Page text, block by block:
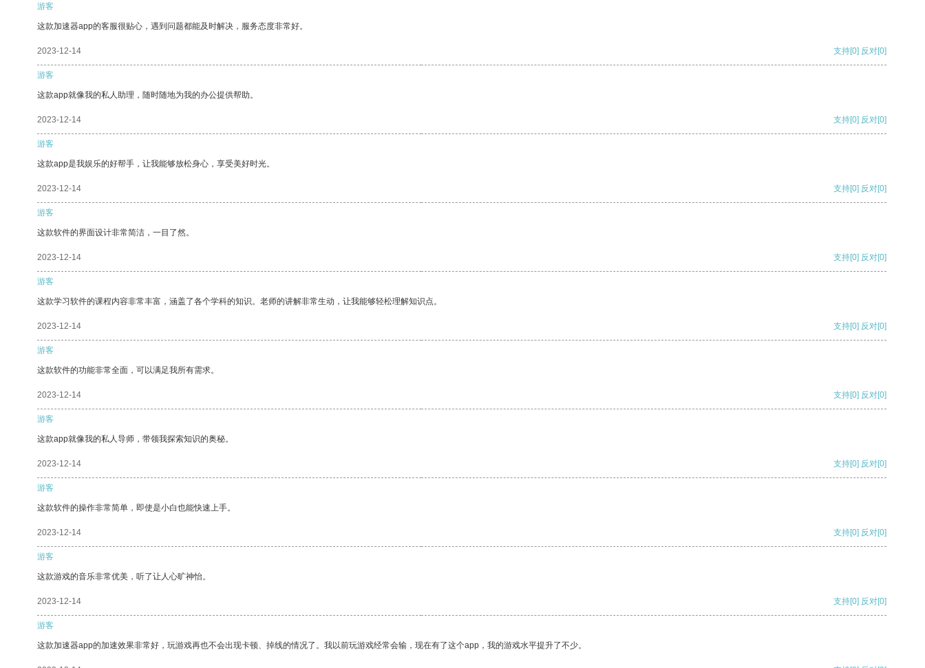
游客
这款加速器app的客服很贴心，遇到问题都能及时解决，服务态度非常好。
2023-12-14 支持[0] 反对[0]
游客
这款app就像我的私人助理，随时随地为我的办公提供帮助。
2023-12-14 支持[0] 反对[0]
游客
这款app是我娱乐的好帮手，让我能够放松身心，享受美好时光。
2023-12-14 支持[0] 反对[0]
游客
这款软件的界面设计非常简洁，一目了然。
2023-12-14 支持[0] 反对[0]
游客
这款学习软件的课程内容非常丰富，涵盖了各个学科的知识。老师的讲解非常生动，让我能够轻松理解知识点。
2023-12-14 支持[0] 反对[0]
游客
这款软件的功能非常全面，可以满足我所有需求。
2023-12-14 支持[0] 反对[0]
游客
这款app就像我的私人导师，带领我探索知识的奥秘。
2023-12-14 支持[0] 反对[0]
游客
这款软件的操作非常简单，即使是小白也能快速上手。
2023-12-14 支持[0] 反对[0]
游客
这款游戏的音乐非常优美，听了让人心旷神怡。
2023-12-14 支持[0] 反对[0]
游客
这款加速器app的加速效果非常好，玩游戏再也不会出现卡顿、掉线的情况了。我以前玩游戏经常会输，现在有了这个app，我的游戏水平提升了不少。